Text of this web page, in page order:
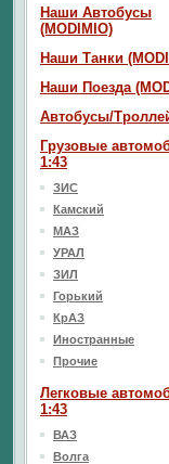
Наши Автобусы
(MODIMIO)
Наши Танки
Наши Поезда
Автобусы/
Грузовые
1:43
ЗИС
Камский
МАЗ
УРАЛ
ЗИЛ
Горький
КрАЗ
Иностранные
Прочие
Легковые
1:43
ВАЗ
Волга